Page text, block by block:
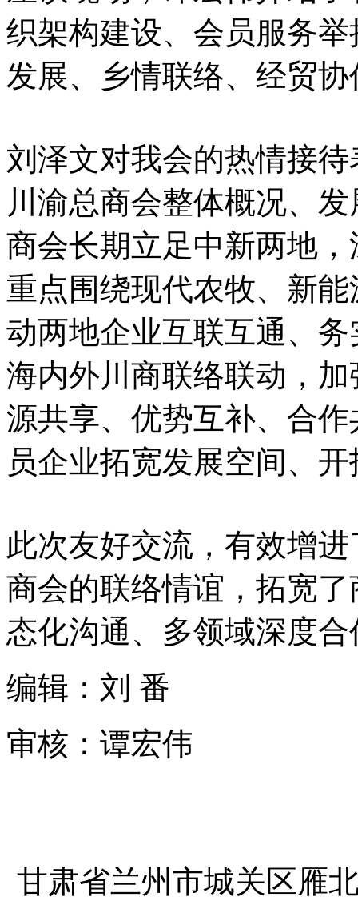
织架构建设、会员服务
发展、乡情联络、经贸
刘泽文对我会的热情接
川渝总商会整体概况、
商会长期立足中新两地
重点围绕现代农牧、新
动两地企业互联互通、
海内外川商联络联动，
源共享、优势互补、合
员企业拓宽发展空间、
此次友好交流，有效增
商会的联络情谊，拓宽
态化沟通、多领域深度
编辑：刘 番
审核： 谭宏伟
甘肃省兰州市城关区雁